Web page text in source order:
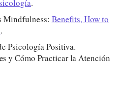
.
Mindfulness: Benefits, How to
.
Psicología Positiva.
y Cómo Practicar la Atención